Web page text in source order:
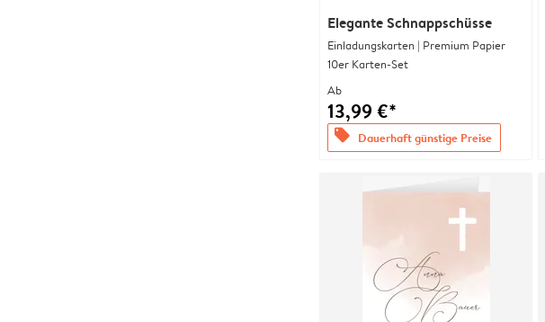
Elegante Schnappschüsse
Einladungskarten | Premium Papier
10er Karten-Set
Ab
13,99 €*
offers Dauerhaft günstige Preise